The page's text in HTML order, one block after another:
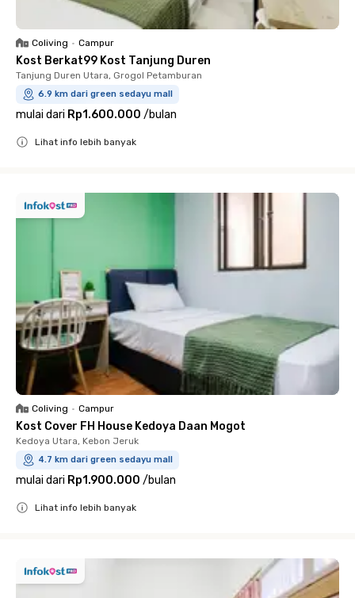
Coliving • Campur
Kost Berkat99 Kost Tanjung Duren
Tanjung Duren Utara, Grogol Petamburan
6.9 km dari green sedayu mall
mulai dari Rp1.600.000 /bulan
Lihat info lebih banyak
Coliving • Campur
Kost Cover FH House Kedoya Daan Mogot
Kedoya Utara, Kebon Jeruk
4.7 km dari green sedayu mall
mulai dari Rp1.900.000 /bulan
Lihat info lebih banyak